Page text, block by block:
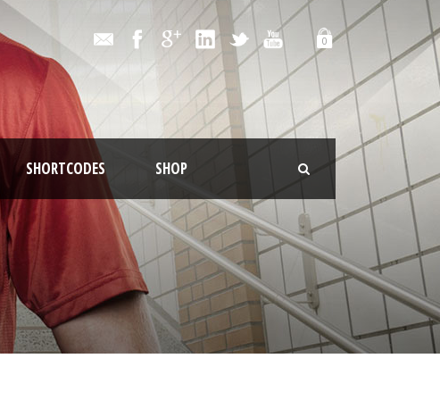
0
SHORTCODES SHOP